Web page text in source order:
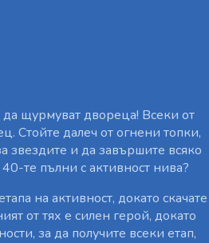
щурмуват двореца! Всеки от
Стойте далеч от огнени топки,
звездите и да завършите всяко
те пълни с активност нива?
на активност, докато скачате
от тях е силен герой, докато
за да получите всеки етап,